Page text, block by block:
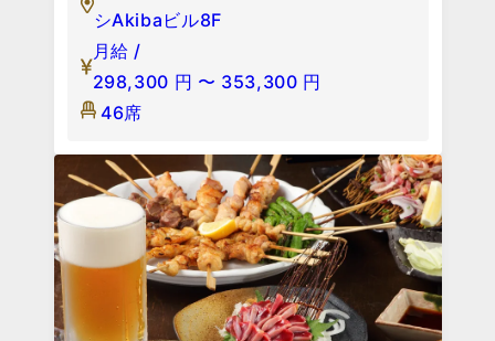
シAkibaビル8F
月給 /
298,300 円 〜 353,300 円
46席